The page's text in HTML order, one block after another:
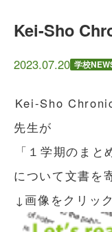
Kei-Sho
2023.07.20 学校
Kei-Sho
先生が
「１学期のまと
について文書を
↓画像をクリッ